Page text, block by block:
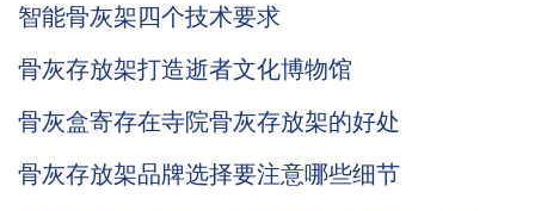
智能骨灰架四个技术要求
骨灰存放架打造逝者文化博物馆
骨灰盒寄存在寺院骨灰存放架的好处
骨灰存放架品牌选择要注意哪些细节